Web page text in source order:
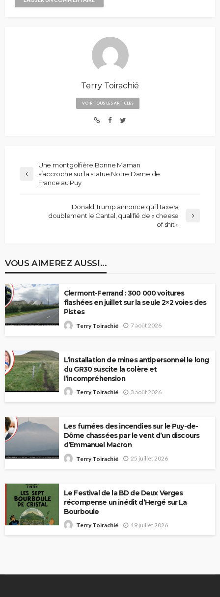
Terry Toirachié
VOIR TOUS LES ARTICLES
Une montgolfière Bonne Maman
s’accroche sur la statue Notre Dame de
France au Puy
Donald Trump annonce qu’il taxera
doublement le Cantal, qualifié de « cheese
of shit »
VOUS AIMEREZ AUSSI...
Clermont-Ferrand : 300 000 voitures
flashées en juillet sur la seule 2×2 voies des
Pistes
Terry Toirachié 7 août 2026
L’installation de mines antipersonnel le long
du GR30 suscite la colère et
l’incompréhension
Terry Toirachié 3 août 2026
Les fumées des incendies sur le Puy-de-
Dôme chassées par le vent d’un discours
d’Emmanuel Macron
Terry Toirachié 25 juillet 2026
Le Festival de la BD de Deux Verges
récompense un inédit d’Hergé sur La
Bourboule
Terry Toirachié 19 juillet 2026